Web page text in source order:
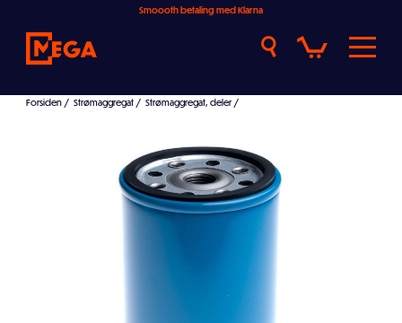
Smoooth betaling med Klarna
Forsiden / Strømaggregat / Strømaggregat, deler /